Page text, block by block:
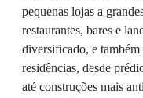
pequenas lojas a
restaurantes, bares e
diversificado, e
residências, desde
até construções mais